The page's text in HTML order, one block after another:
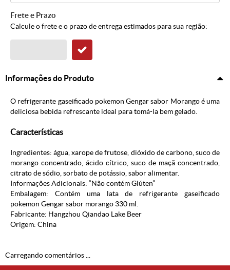
Frete e Prazo
Calcule o frete e o prazo de entrega estimados para sua região:
Informações do Produto
O refrigerante gaseificado pokemon Gengar sabor Morango é uma
deliciosa bebida refrescante ideal para tomá-la bem gelado.
Características
Ingredientes: água, xarope de frutose, dióxido de carbono, suco de
morango concentrado, ácido cítrico, suco de maçã concentrado,
citrato de sódio, sorbato de potássio, sabor alimentar.
Informações Adicionais: “Não contém Glúten”
Embalagem: Contém uma lata de refrigerante gaseificado
pokemon Gengar sabor morango 330 ml.
Fabricante: Hangzhou Qiandao Lake Beer
Origem: China
Carregando comentários ...